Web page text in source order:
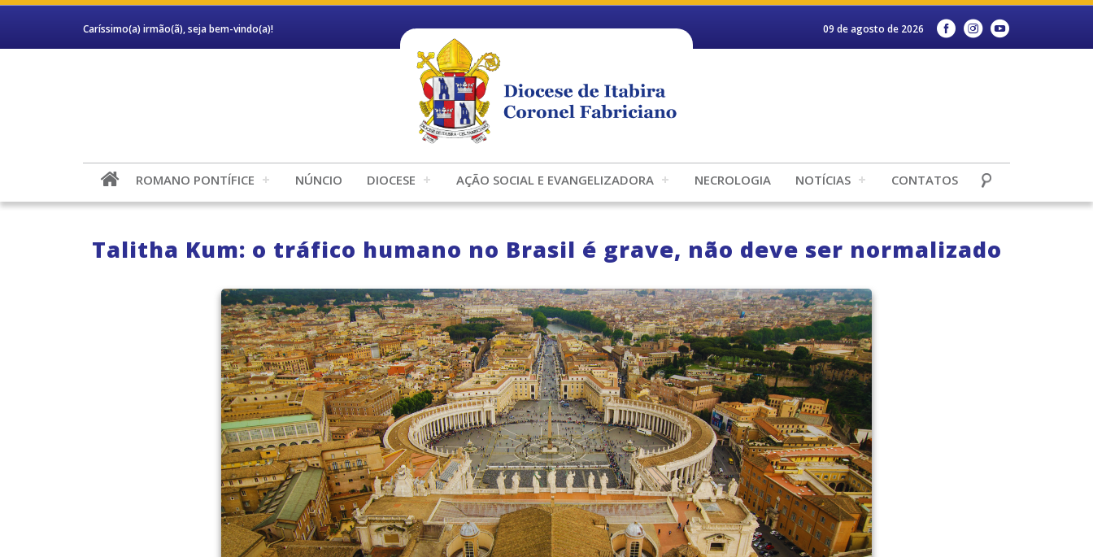
Caríssimo(a) irmão(ã), seja bem-vindo(a)! 09 de agosto de 2026
ROMANO PONTÍFICE NÚNCIO DIOCESE AÇÃO SOCIAL E EVANGELIZADORA NECROLOGIA NOTÍCIAS CONTATOS
Talitha Kum: o tráfico humano no Brasil é grave, não deve ser normalizado